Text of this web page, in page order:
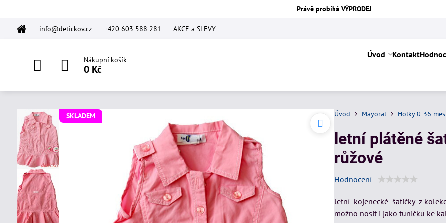
Právě probíhá VÝPRODEJ
info@detickov.cz +420 603 588 281 AKCE a SLEVY
Nákupní košík
0 Kč
Úvod Kontakt
SKLADEM Úvod Mayoral Holky 0-36
letní plátěné
růžové
Hodnocení
letní kojenecké šatičky z
možno nosit i jako tuničku ke